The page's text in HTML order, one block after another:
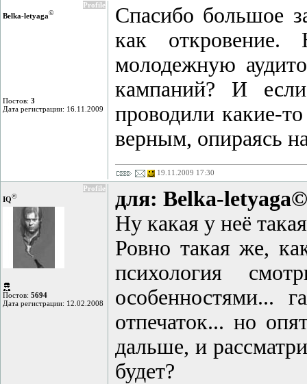
Profile
Belka-letyaga©
Постов: 3
Дата регистрации: 16.11.2009
Спасибо большое
как откровение.
молодежную
кампаний? И
проводили какие-
верным, опираясь
19.11.2009 17:30
Profile
IQ©
Постов: 5694
Дата регистрации: 12.02.2008
для: Belka-letyaga©
Ну какая у неё
Ровно такая же,
психология
особенностями...
отпечаток... но
дальше, и
будет?